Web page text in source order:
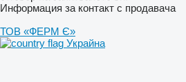
Информация за контакт с продавача
ТОВ «ФЕРМ Є»
Украйна